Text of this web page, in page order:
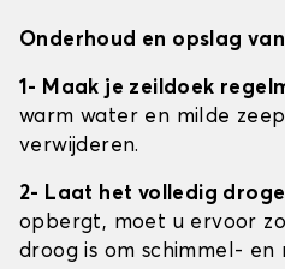
Onderhoud en opslag
1- Maak je zeildoek
warm water en milde
verwijderen.
2- Laat het volledig
opbergt, moet u ervoor
droog is om schimmel- en